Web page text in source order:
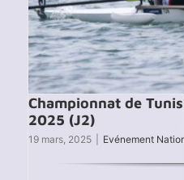
Championnat de
2025 (J2)
19 mars, 2025 Evénement